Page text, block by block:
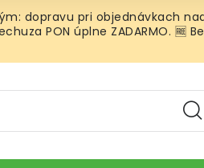
dopravu pri objednávkach
PON úplne ZADARMO. 🆓